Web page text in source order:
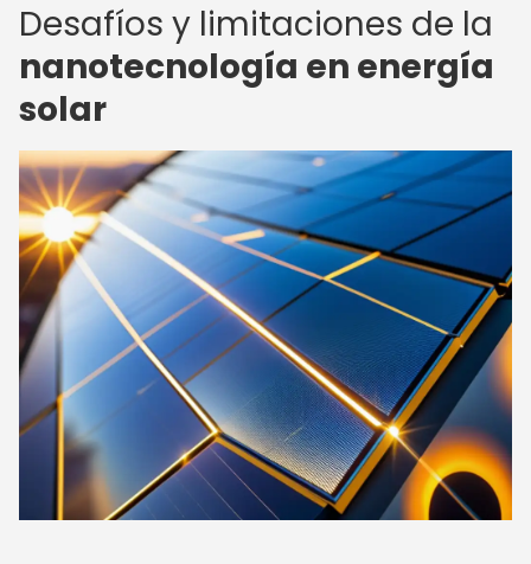
Desafíos y limitaciones de la
nanotecnología en energía
solar